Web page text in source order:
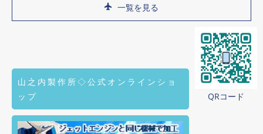
一覧を見る
山之内製作所◇公式オンラインショ
ップ
QRコード